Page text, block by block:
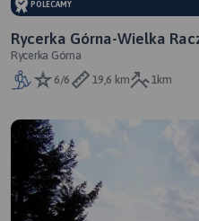
POLECAMY
Rycerka Górna-Wielka
Górna
Rycerka Górna
6/6
19,6 km 1km